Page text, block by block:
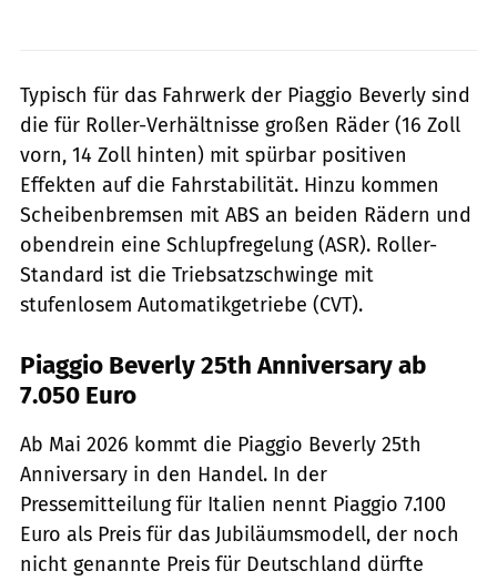
Typisch für das Fahrwerk der Piaggio Beverly sind
die für Roller-Verhältnisse großen Räder (16 Zoll
vorn, 14 Zoll hinten) mit spürbar positiven
Effekten auf die Fahrstabilität. Hinzu kommen
Scheibenbremsen mit ABS an beiden Rädern und
obendrein eine Schlupfregelung (ASR). Roller-
Standard ist die Triebsatzschwinge mit
stufenlosem Automatikgetriebe (CVT).
Piaggio Beverly 25th Anniversary ab
7.050 Euro
Ab Mai 2026 kommt die Piaggio Beverly 25th
Anniversary in den Handel. In der
Pressemitteilung für Italien nennt Piaggio 7.100
Euro als Preis für das Jubiläumsmodell, der noch
nicht genannte Preis für Deutschland dürfte